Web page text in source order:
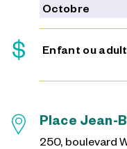
Octobre
Enfant ou
Place Jean-
250, boulevard